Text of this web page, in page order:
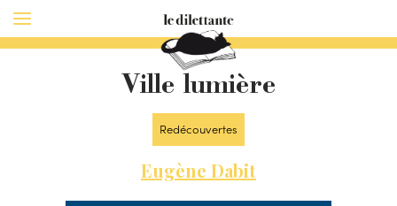
Ville lumière
Redécouvertes
Eugène Dabit